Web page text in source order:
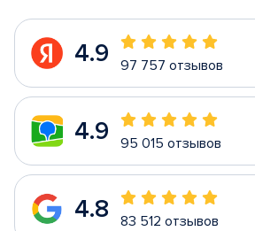
4.9 97 757 отзывов
4.9 95 015 отзывов
4.8 83 512 отзывов